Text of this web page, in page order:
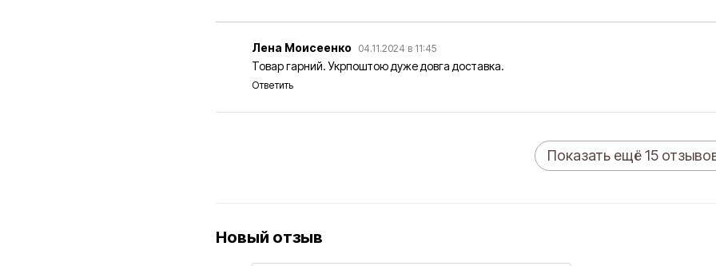
Лена Моисеенко 04.11.2024 в 11:45
Товар гарний. Укрпоштою дуже довга доставка.
Ответить
Показать ещё 15
Новый отзыв